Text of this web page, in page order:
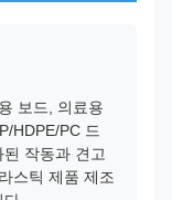
보드, 의료용
HDPE/PC 드
작동과 견고
스틱 제품 제조